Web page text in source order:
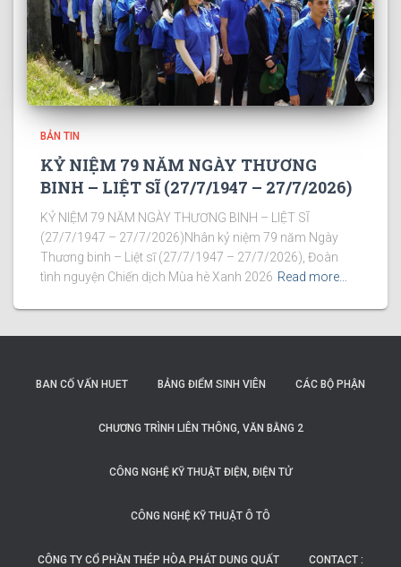
BẢN TIN
KỶ NIỆM 79 NĂM NGÀY THƯƠNG
BINH – LIỆT SĨ (27/7/1947 – 27/7/2026)
KỶ NIỆM 79 NĂM NGÀY THƯƠNG BINH – LIỆT SĨ
(27/7/1947 – 27/7/2026)Nhân kỷ niệm 79 năm Ngày
Thương binh – Liệt sĩ (27/7/1947 – 27/7/2026), Đoàn
tình nguyện Chiến dịch Mùa hè Xanh 2026 Read more…
BAN CỐ VẤN HUET BẢNG ĐIỂM SINH VIÊN CÁC BỘ PHẬN
CHƯƠNG TRÌNH LIÊN THÔNG, VĂN BẰNG 2
CÔNG NGHỆ KỸ THUẬT ĐIỆN, ĐIỆN TỬ
CÔNG NGHỆ KỸ THUẬT Ô TÔ
CÔNG TY CỔ PHẦN THÉP HÒA PHÁT DUNG QUẤT CONTACT :